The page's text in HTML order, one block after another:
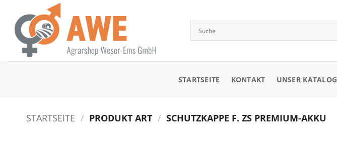
Inhalt
springen
STARTSEITE KONTAKT UNSER KATALOG
STARTSEITE / PRODUKT ART / SCHUTZKAPPE F. ZS PREMIUM-AKKU